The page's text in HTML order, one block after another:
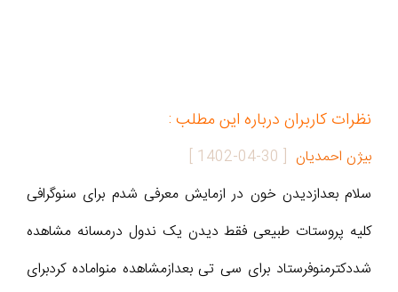
نظرات کاربران درباره این مطلب :
بیژن احمدیان [
1402-04-30
]
سلام بعدازدیدن خون در ازمایش معرفی شدم برای سنوگرافی
کلیه پروستات طبیعی فقط دیدن یک ندول درمسانه مشاهده
شددکترمنوفرستاد برای سی تی بعدازمشاهده منواماده کردبرای